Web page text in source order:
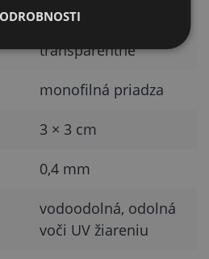
dvere
transparentné
monofilná priadza
3 × 3 cm
0,4 mm
vodoodolná, odolná
voči UV žiareniu